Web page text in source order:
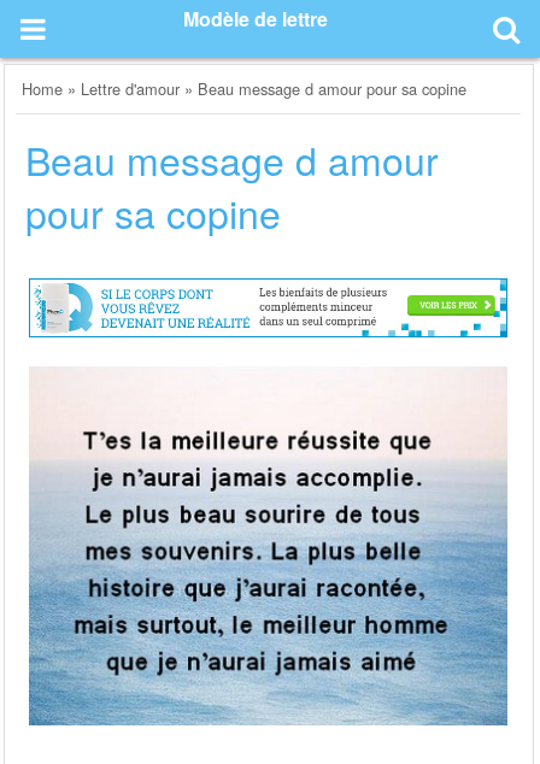
content
Modèle de lettre
Home » Lettre d'amour » Beau message d amour pour sa copine
Beau message d amour
pour sa copine